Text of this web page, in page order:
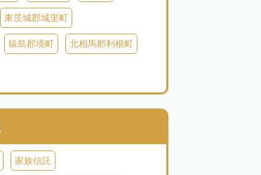
東茨城郡城里町
猿島郡境町 北相馬郡利根町
家族信託